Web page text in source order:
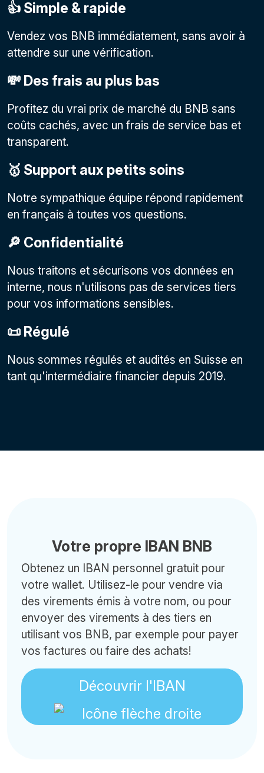
👍 Simple & rapide
Vendez vos BNB immédiatement, sans avoir à
attendre sur une vérification.
💸 Des frais au plus bas
Profitez du vrai prix de marché du BNB sans
coûts cachés, avec un frais de service bas et
transparent.
🥇 Support aux petits soins
Notre sympathique équipe répond rapidement
en français à toutes vos questions.
🔎 Confidentialité
Nous traitons et sécurisons vos données en
interne, nous n'utilisons pas de services tiers
pour vos informations sensibles.
📜 Régulé
Nous sommes régulés et audités en Suisse en
tant qu'intermédiaire financier depuis 2019.
Votre propre IBAN BNB
Obtenez un IBAN personnel gratuit pour
votre wallet. Utilisez-le pour vendre via
des virements émis à votre nom, ou pour
envoyer des virements à des tiers en
utilisant vos BNB, par exemple pour payer
vos factures ou faire des achats!
Découvrir l'IBAN